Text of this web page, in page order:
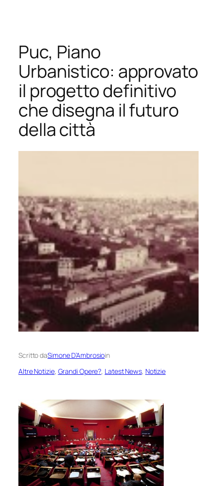
contenuto
Puc, Piano
Urbanistico: approvato
il progetto definitivo
che disegna il futuro
della città
Scritto daSimone D’Ambrosioin
Altre Notizie, Grandi Opere?, Latest News, Notizie